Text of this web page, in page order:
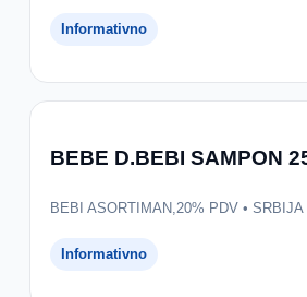
Informativno
BEBE D.BEBI SAMPON
BEBI ASORTIMAN,20% PDV • SRBIJA
Informativno